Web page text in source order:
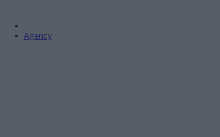
Agency